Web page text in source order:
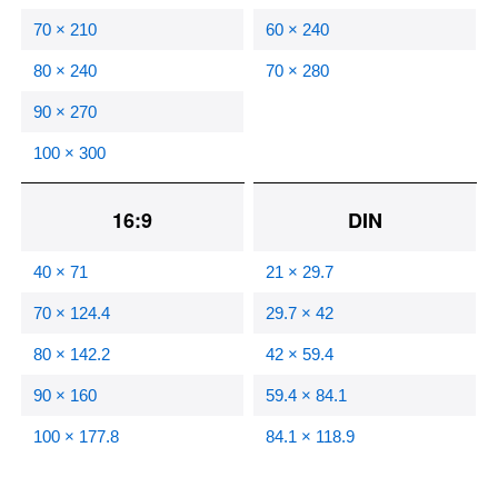
70 × 210
80 × 240
90 × 270
100 × 300
60 × 240
70 × 280
16:9
40 × 71
70 × 124.4
80 × 142.2
90 × 160
100 × 177.8
DIN
21 × 29.7
29.7 × 42
42 × 59.4
59.4 × 84.1
84.1 × 118.9